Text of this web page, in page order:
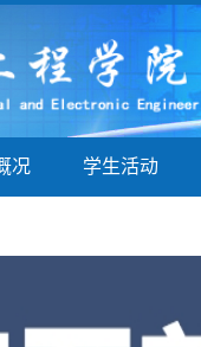
况 学生活动